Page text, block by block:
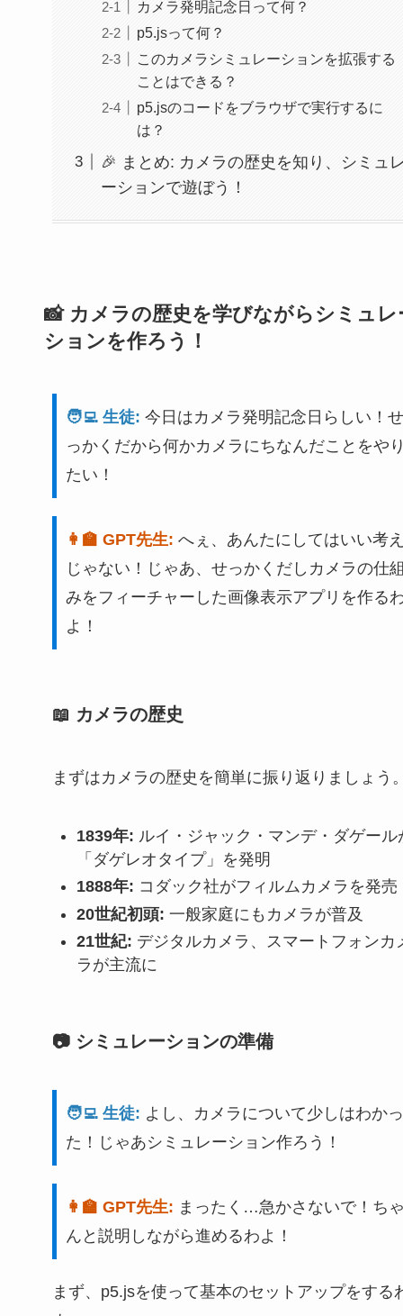
カメラ発明記念日って何？
p5.jsって何？
このカメラシミュレーションを拡張する
ことはできる？
p5.jsのコードをブラウザで実行するに
は？
🎉 まとめ: カメラの歴史を知り、シミュ
ーションで遊ぼう！
📸 カメラの歴史を学びながらシミュレ
ションを作ろう！
🧑‍💻 生徒: 今日はカメラ発明記念日らしい！せ
っかくだから何かカメラにちなんだことをや
たい！
👩‍🏫 GPT先生: へぇ、あんたにしてはいい考
じゃない！じゃあ、せっかくだしカメラの仕
みをフィーチャーした画像表示アプリを作る
よ！
📖 カメラの歴史
まずはカメラの歴史を簡単に振り返りましょう
1839年: ルイ・ジャック・マンデ・ダゲール
「ダゲレオタイプ」を発明
1888年: コダック社がフィルムカメラを発売
20世紀初頭: 一般家庭にもカメラが普及
21世紀: デジタルカメラ、スマートフォンカ
ラが主流に
📷 シミュレーションの準備
🧑‍💻 生徒: よし、カメラについて少しはわかっ
た！じゃあシミュレーション作ろう！
👩‍🏫 GPT先生: まったく…急かさないで！ち
んと説明しながら進めるわよ！
まず、p5.jsを使って基本のセットアップをする